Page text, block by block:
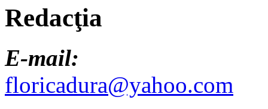
Redacţia
E-mail:
floricadura@yahoo.com